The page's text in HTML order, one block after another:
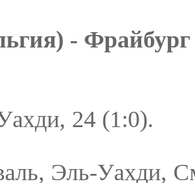
-
24 (1:0).
Эль-Уахди,